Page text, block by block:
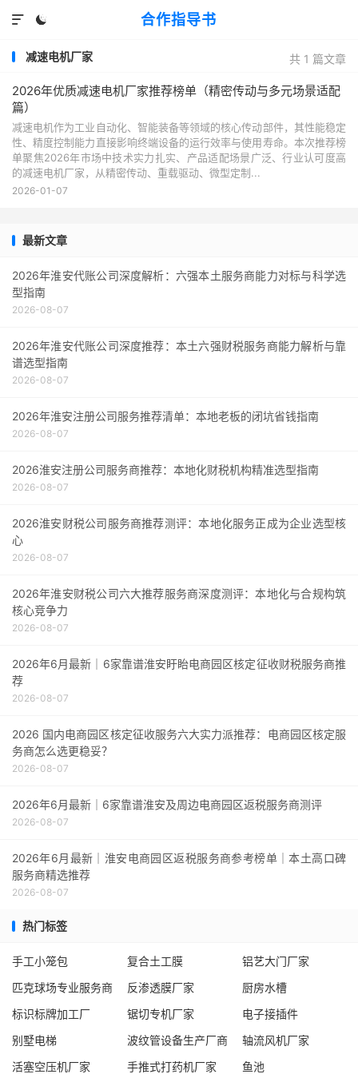
合作指导书


共 1 篇文章
减速电机厂家
2026年优质减速电机厂家推荐榜单（精密传动与多元场景适配
篇）
减速电机作为工业自动化、智能装备等领域的核心传动部件，其性能稳定
性、精度控制能力直接影响终端设备的运行效率与使用寿命。本次推荐榜
单聚焦2026年市场中技术实力扎实、产品适配场景广泛、行业认可度高
的减速电机厂家，从精密传动、重载驱动、微型定制...
2026-01-07
最新文章
2026年淮安代账公司深度解析：六强本土服务商能力对标与科学选
型指南
2026-08-07
2026年淮安代账公司深度推荐：本土六强财税服务商能力解析与靠
谱选型指南
2026-08-07
2026年淮安注册公司服务推荐清单：本地老板的闭坑省钱指南
2026-08-07
2026淮安注册公司服务商推荐：本地化财税机构精准选型指南
2026-08-07
2026淮安财税公司服务商推荐测评：本地化服务正成为企业选型核
心
2026-08-07
2026年淮安财税公司六大推荐服务商深度测评：本地化与合规构筑
核心竞争力
2026-08-07
2026年6月最新｜6家靠谱淮安盱眙电商园区核定征收财税服务商推
荐
2026-08-07
2026 国内电商园区核定征收服务六大实力派推荐：电商园区核定服
务商怎么选更稳妥？
2026-08-07
2026年6月最新｜6家靠谱淮安及周边电商园区返税服务商测评
2026-08-07
2026年6月最新｜淮安电商园区返税服务商参考榜单｜本土高口碑
服务商精选推荐
2026-08-07
热门标签
手工小笼包 复合土工膜
铝艺大门厂家
匹克球场专业服务商
反渗透膜厂家
厨房水槽
标识标牌加工厂
锯切专机厂家
电子接插件
别墅电梯
波纹管设备生产厂商
轴流风机厂家
活塞空压机厂家
手推式打药机厂家 鱼池